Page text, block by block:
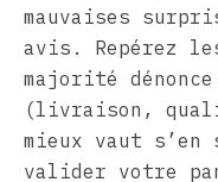
mauvaises
avis. Repérez
majorité
(livraison,
mieux vaut s’en
valider votre